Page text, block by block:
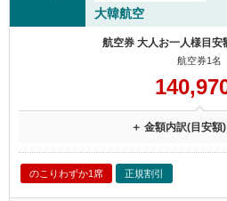
大韓航空
航空券 大人お一人様目安
航空券1名
＋ 金額内訳(目安額
のこりわずか1席 正規割引